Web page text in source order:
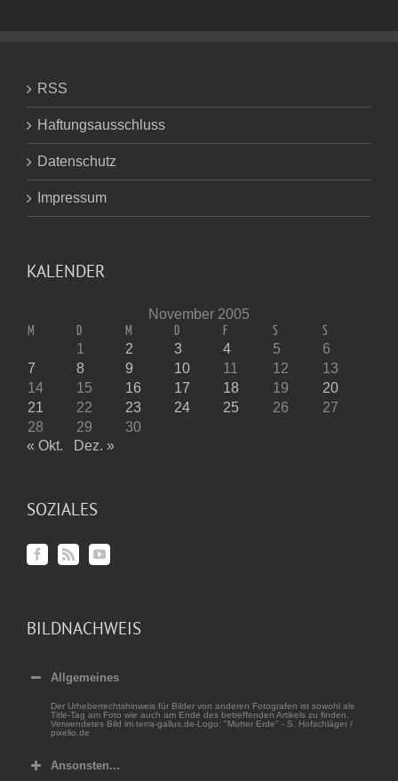
RSS
Haftungsausschluss
Datenschutz
Impressum
KALENDER
November 2005
M D M D F S S
1 2 3 4 5
6
7
8 9 10 11 12
13
14
15 16 17 18 19
20
21
22 23 24 25 26
27
28
29
30
« Okt.
Dez. »
SOZIALES
BILDNACHWEIS
Allgemeines
Der Urheberrechtshinweis für Bilder von anderen Fotografen ist sowohl als
Title-Tag am Foto wie auch am Ende des betreffenden Artikels zu finden.
Verwendetes Bild im terra-gallus.de-Logo: "Mutter Erde" - S. Hofschläger /
pixelio.de
Ansonsten...